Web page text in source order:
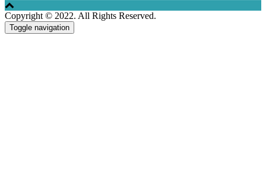
Copyright © 2022. All Rights Reserved.
Toggle navigation